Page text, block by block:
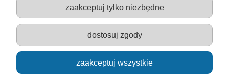
Sklep z zabawkami Łódź :: Hurownia zabawek :: Zabawki
edukacyjne :: Zestawy artystyczne :: Zabawki :: samochody Welly
:: Zabawkownia :: zabawki dla dzieci :: Lalki :: Klocki :: Artykuły
szkolne ::
zaakceptuj tylko niezbędne
dostosuj zgody
zaakceptuj wszystkie